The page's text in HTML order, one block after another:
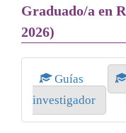
Graduado/a en
2026)
Guías
investigador